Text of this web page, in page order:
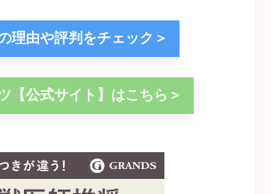
理由や評判をチェック＞
【公式サイト】はこちら＞